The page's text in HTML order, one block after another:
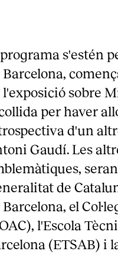
s'estén
Barcelona,
l'exposició sobre
per haver
d'un
Gaudí. Les
de
Barcelona, el
l'Escola
(ETSAB) i